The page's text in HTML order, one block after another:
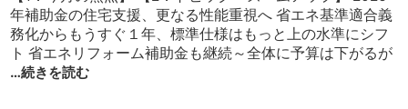
年補助金の住宅支援、更なる性能重視へ 省エネ基準適合義
務化からもうすぐ１年、標準仕様はもっと上の水準にシフ
ト 省エネリフォーム補助金も継続～全体に予算は下がるが
…続きを読む